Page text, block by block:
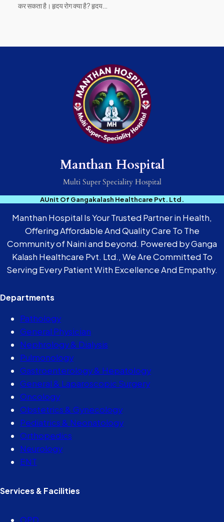
कर सकता है। हृदय रोग क्या है? हृदय…
Manthan Hospital
Multi Super Speciality Hospital
AUnit Of Gangakalash Healthcare Pvt. Ltd.
Manthan Hospital Is Your Trusted Partner in Health,
Offering Affordable And Quality Care To The
Community of Naini and beyond. Powered by Ganga
Kalash Healthcare Pvt. Ltd., We Are Committed To
Serving Every Patient With Excellence And Empathy.
Departments
Pathology
General Physician
Nephrology & Dialysis
Pulmonology
Gastroenterology & Hepatology
General & Laparoscopic Surgery
Oncology
Obstetrics & Gynecology
Pediatrics & Neonatology
Orthopedics
Neurology
ENT
Services & Facilities
OPD